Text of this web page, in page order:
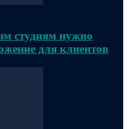
студиям нужно
для клиентов